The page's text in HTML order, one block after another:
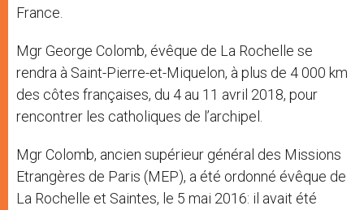
France.
Mgr George Colomb, évêque de La Rochelle se
rendra à Saint-Pierre-et-Miquelon, à plus de 4 000 km
des côtes françaises, du 4 au 11 avril 2018, pour
rencontrer les catholiques de l’archipel.
Mgr Colomb, ancien supérieur général des Missions
Etrangères de Paris (MEP), a été ordonné évêque de
La Rochelle et Saintes, le 5 mai 2016: il avait été